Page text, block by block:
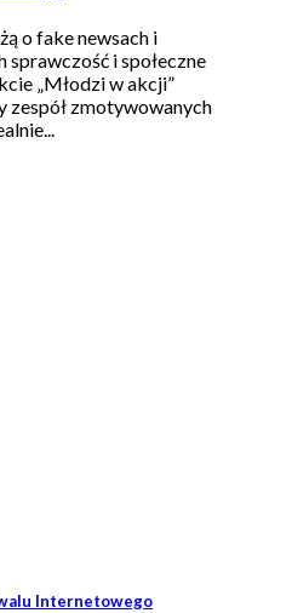
o fake newsach i
sprawczość i społeczne
„Młodzi w akcji”
zespół zmotywowanych
Internetowego